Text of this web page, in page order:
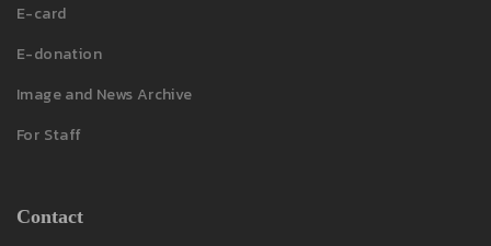
E-card
E-donation
Image and News Archive
For Staff
Contact